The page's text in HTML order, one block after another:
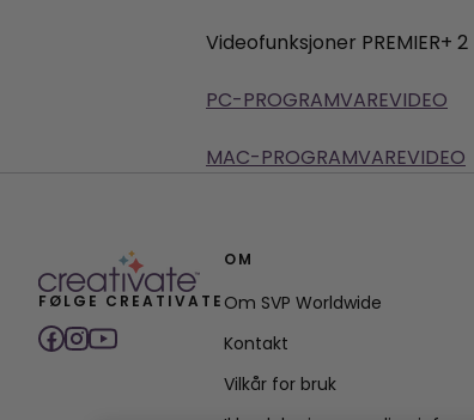
Videofunksjoner PREMIER+ 2
PC-PROGRAMVAREVIDEO
MAC-PROGRAMVAREVIDEO
FØLGE CREATIVATE
OM
Om SVP Worldwide
Kontakt
Vilkår for bruk